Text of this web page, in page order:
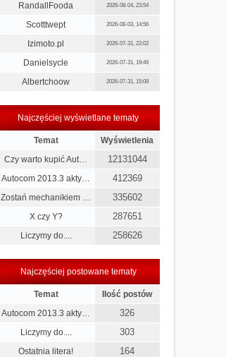
RandallFooda
2026-08-04, 23:54
Scotttwept 2026-08-03, 14:56
Izimoto.pl 2026-07-31, 22:02
Danielsycle 2026-07-31, 19:49
Albertchoow 2026-07-31, 15:08
Najczęściej wyświetlane tematy
Temat
Wyświetlenia
Czy warto kupić Aut…
12131044
Autocom 2013.3 akty… 412369
Zostań mechanikiem … 335602
X czy Y? 287651
Liczymy do.... 258626
Najczęściej postowane tematy
Temat
Ilość postów
Autocom 2013.3 akty…
326
Liczymy do.... 303
Ostatnia litera! 164